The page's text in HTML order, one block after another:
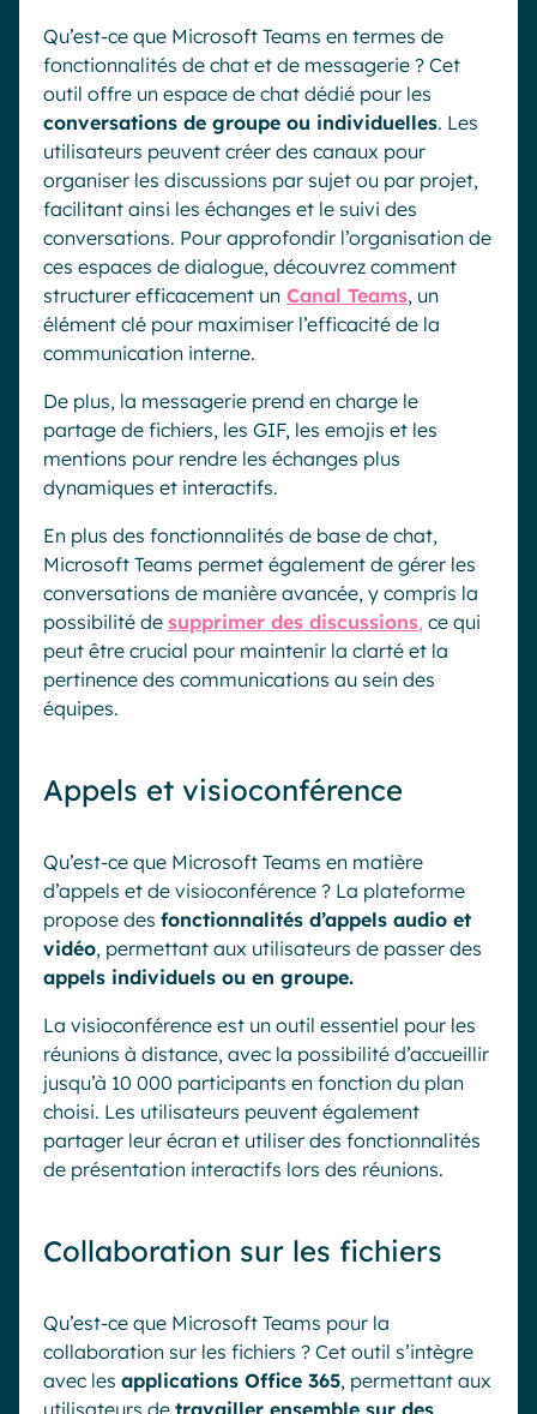
Qu’est-ce que Microsoft Teams en termes de
fonctionnalités de chat et de messagerie ? Cet
outil offre un espace de chat dédié pour les
conversations de groupe ou individuelles. Les
utilisateurs peuvent créer des canaux pour
organiser les discussions par sujet ou par projet,
facilitant ainsi les échanges et le suivi des
conversations. Pour approfondir l’organisation de
ces espaces de dialogue, découvrez comment
structurer efficacement un Canal Teams, un
élément clé pour maximiser l’efficacité de la
communication interne.
De plus, la messagerie prend en charge le
partage de fichiers, les GIF, les emojis et les
mentions pour rendre les échanges plus
dynamiques et interactifs.
En plus des fonctionnalités de base de chat,
Microsoft Teams permet également de gérer les
conversations de manière avancée, y compris la
possibilité de supprimer des discussions, ce qui
peut être crucial pour maintenir la clarté et la
pertinence des communications au sein des
équipes.
Appels et visioconférence
Qu’est-ce que Microsoft Teams en matière
d’appels et de visioconférence ? La plateforme
propose des fonctionnalités d’appels audio et
vidéo, permettant aux utilisateurs de passer des
appels individuels ou en groupe.
La visioconférence est un outil essentiel pour les
réunions à distance, avec la possibilité d’accueillir
jusqu’à 10 000 participants en fonction du plan
choisi. Les utilisateurs peuvent également
partager leur écran et utiliser des fonctionnalités
de présentation interactifs lors des réunions.
Collaboration sur les fichiers
Qu’est-ce que Microsoft Teams pour la
collaboration sur les fichiers ? Cet outil s’intègre
avec les applications Office 365, permettant aux
utilisateurs de travailler ensemble sur des